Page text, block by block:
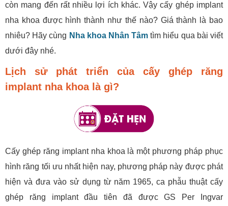
còn mang đến rất nhiều lợi ích khác. Vậy cấy ghép implant
nha khoa được hình thành như thế nào? Giá thành là bao
nhiêu? Hãy cùng Nha khoa Nhân Tâm tìm hiểu qua bài viết
dưới đây nhé.
Lịch sử phát triển của cấy ghép răng
implant nha khoa là gì?
Cấy ghép răng implant nha khoa là một phương pháp phục
hình răng tối ưu nhất hiện nay, phương pháp này được phát
hiện và đưa vào sử dụng từ năm 1965, ca phẫu thuật cấy
ghép răng implant đầu tiên đã được GS Per Ingvar